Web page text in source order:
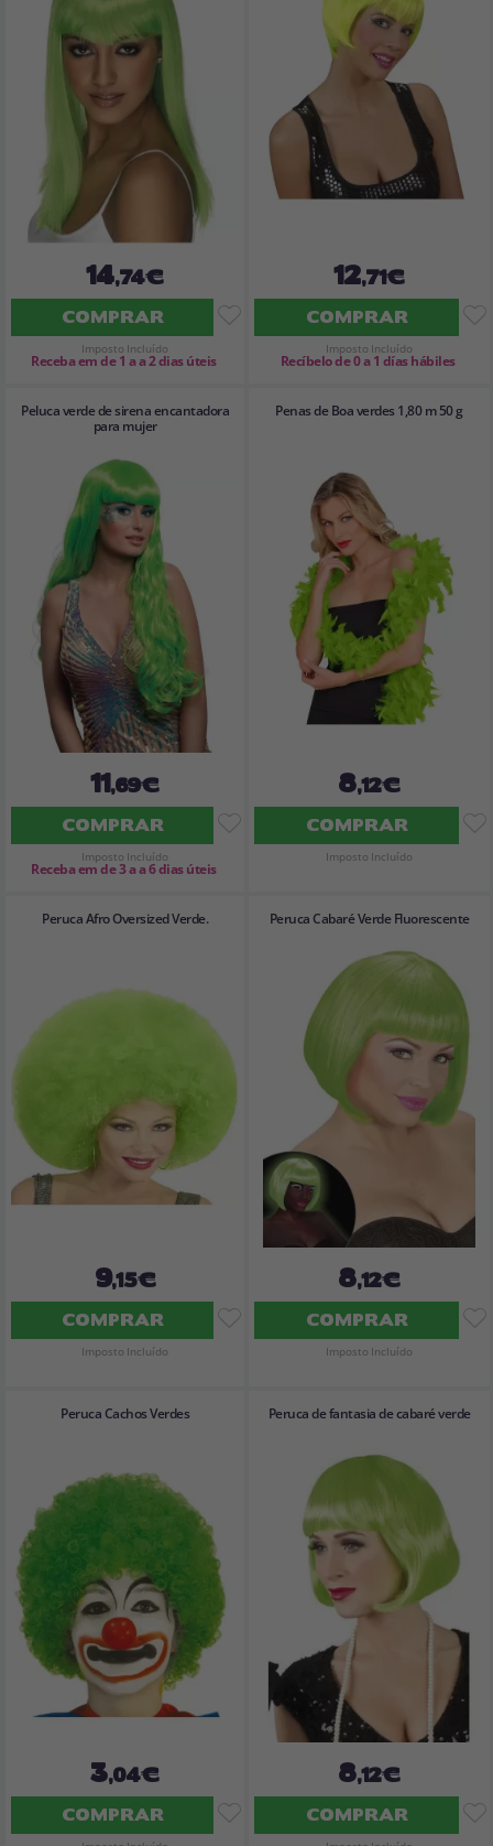
14,74€
COMPRAR
Imposto Incluído
Receba em de 1 a a 2 dias úteis
12,71€
COMPRAR
Imposto Incluído
Recíbelo de 0 a 1 días hábiles
Peluca verde de sirena encantadora
para mujer
11,69€
COMPRAR
Imposto Incluído
Receba em de 3 a a 6 dias úteis
Penas de Boa verdes 1,80 m 50 g
8,12€
COMPRAR
Imposto Incluído
Peruca Afro Oversized Verde.
9,15€
COMPRAR
Imposto Incluído
Peruca Cabaré Verde Fluorescente
8,12€
COMPRAR
Imposto Incluído
Peruca Cachos Verdes
3,04€
COMPRAR
Peruca de fantasia de cabaré verde
8,12€
COMPRAR